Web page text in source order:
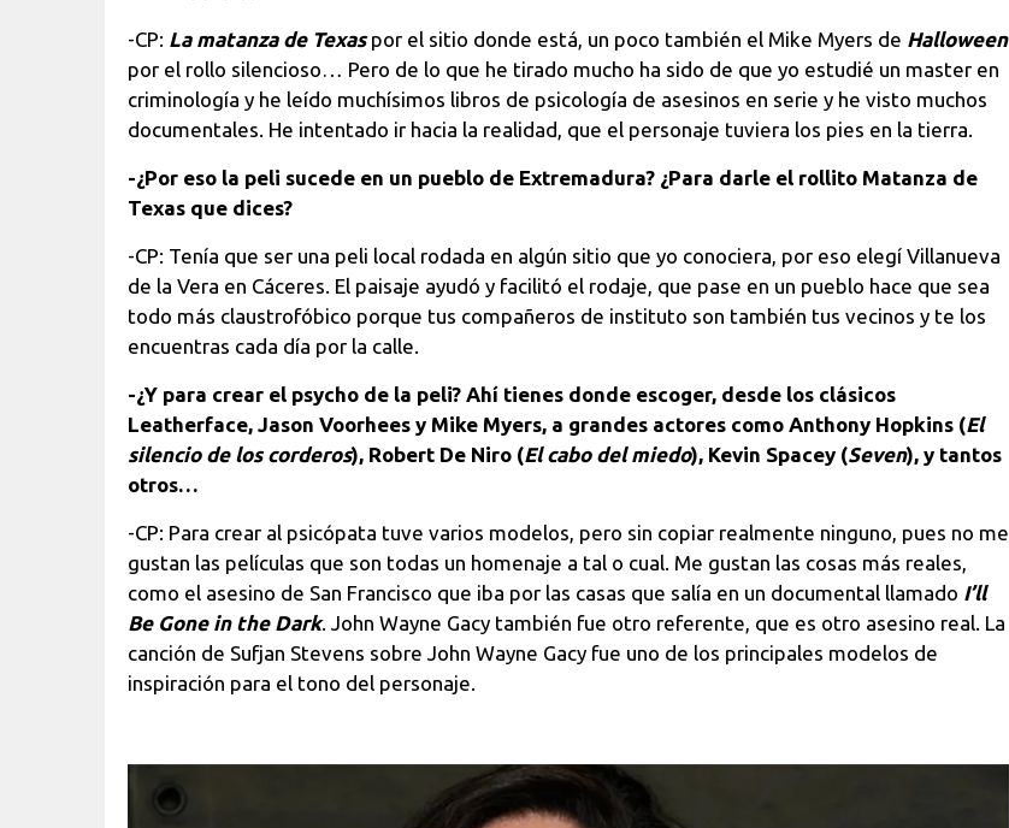
-CP: La matanza de Texaspor el sitio donde está, un poco también el Mike Myers de Halloween
por el rollo silencioso… Pero de lo que he tirado mucho ha sido de que yo estudié un master en
criminología y he leído muchísimos libros de psicología de asesinos en serie y he visto muchos
documentales. He intentado ir hacia la realidad, que el personaje tuviera los pies en la tierra.
-¿Por eso la peli sucede en un pueblo de Extremadura? ¿Para darle el rollito Matanza de
Texas que dices?
-CP: Tenía que ser una peli local rodada en algún sitio que yo conociera, por eso elegí Villanueva
de la Vera en Cáceres. El paisaje ayudó y facilitó el rodaje, que pase en un pueblo hace que sea
todo más claustrofóbico porque tus compañeros de instituto son también tus vecinos y te los
encuentras cada día por la calle.
-¿Y para crear el psycho de la peli? Ahí tienes donde escoger, desde los clásicos
Leatherface, Jason Voorhees y Mike Myers, a grandes actores como Anthony Hopkins (El
silencio de los corderos), Robert De Niro (El cabo del miedo), Kevin Spacey (Seven), y tantos
otros…
-CP: Para crear al psicópata tuve varios modelos, pero sin copiar realmente ninguno, pues no me
gustan las películas que son todas un homenaje a tal o cual. Me gustan las cosas más reales,
como el asesino de San Francisco que iba por las casas que salía en un documental llamado I’ll
Be Gone in the Dark. John Wayne Gacy también fue otro referente, que es otro asesino real. La
canción de Sufjan Stevens sobre John Wayne Gacy fue uno de los principales modelos de
inspiración para el tono del personaje.